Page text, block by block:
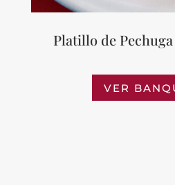
Platillo de
VER